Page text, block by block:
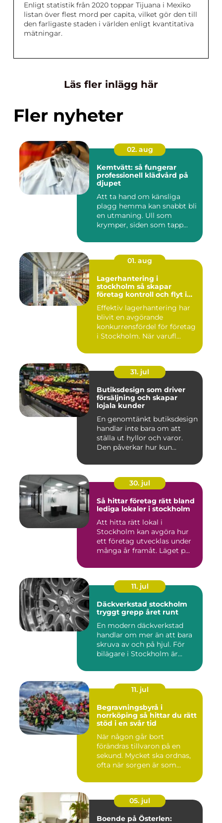
Enligt statistik från 2020 toppar Tijuana i Mexiko
listan över flest mord per capita, vilket gör den till
den farligaste staden i världen enligt kvantitativa
mätningar.
Läs fler inlägg här
Fler nyheter
02. aug
Kemtvätt: så fungerar
professionell klädvård på
djupet
Att ta hand om känsliga
plagg hemma kan snabbt bli
en utmaning. Ull som
krymper, siden som tapp...
01. aug
Lagerhantering i
stockholm så skapar
företag kontroll och flyt i
Effektiv lagerhantering har
blivit en avgörande
konkurrensfördel för företag
i Stockholm. När varufl...
31. jul
Butiksdesign som driver
försäljning och skapar
lojala kunder
En genomtänkt butiksdesign
handlar inte bara om att
ställa ut hyllor och varor.
Den påverkar hur kun...
30. jul
Så hittar företag rätt bland
lediga lokaler i stockholm
Att hitta rätt lokal i
Stockholm kan avgöra hur
ett företag utvecklas under
många år framåt. Läget p...
11. jul
Däckverkstad stockholm
tryggt grepp året runt
En modern däckverkstad
handlar om mer än att bara
skruva av och på hjul. För
bilägare i Stockholm är...
11. jul
Begravningsbyrå i
norrköping så hittar du rätt
stöd i en svår tid
När någon går bort
förändras tillvaron på en
sekund. Mycket ska ordnas,
ofta när sorgen är som
05. jul
Boende på Österlen: